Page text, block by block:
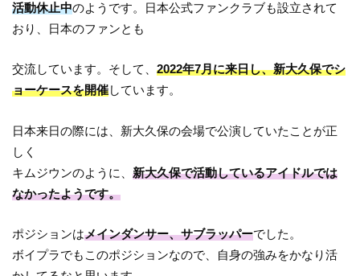
活動休止中のようです。日本公式ファンクラブも設立されて
おり、日本のファンとも
交流しています。そして、2022年7月に来日し、新大久保でシ
ョーケースを開催しています。
日本来日の際には、新大久保の会場で公演していたことが正
しく
キムジウンのように、新大久保で活動しているアイドルでは
なかったようです。
ポジションはメインダンサー、サブラッパーでした。
ボイプラでもこのポジションなので、自身の強みをかなり活